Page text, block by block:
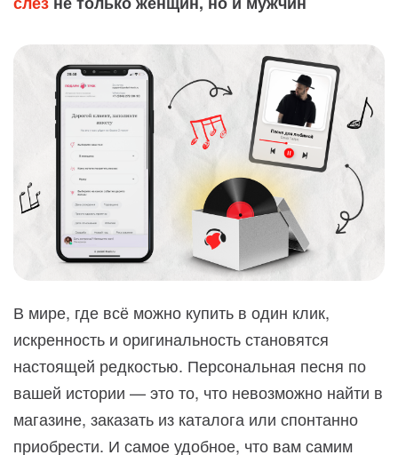
В мире, где всё можно купить в один клик,
искренность и оригинальность становятся
настоящей редкостью. Персональная песня по
вашей истории — это то, что невозможно найти в
магазине, заказать из каталога или спонтанно
приобрести. И самое удобное, что вам самим